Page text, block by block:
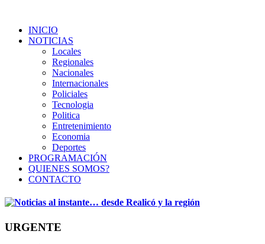
INICIO
NOTICIAS
Locales
Regionales
Nacionales
Internacionales
Policiales
Tecnologia
Politica
Entretenimiento
Economia
Deportes
PROGRAMACIÓN
QUIENES SOMOS?
CONTACTO
URGENTE